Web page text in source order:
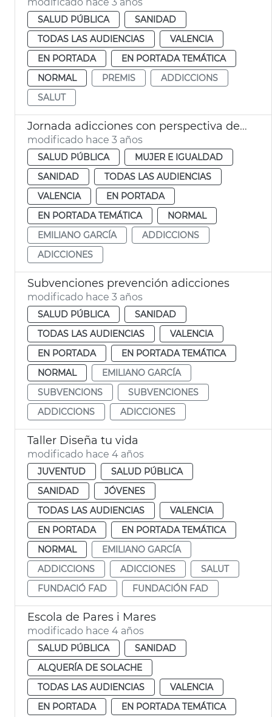
SALUD PÚBLICA
SANIDAD
TODAS LAS AUDIENCIAS
VALENCIA
EN PORTADA
EN PORTADA TEMÁTICA
NORMAL
PREMIS
ADDICCIONS
SALUT
Jornada adicciones con perspectiva de género
modificado hace 3 años
SALUD PÚBLICA
MUJER E IGUALDAD
SANIDAD
TODAS LAS AUDIENCIAS
VALENCIA
EN PORTADA
EN PORTADA TEMÁTICA
NORMAL
EMILIANO GARCÍA
ADDICCIONS
ADICCIONES
Subvenciones prevención adicciones
modificado hace 3 años
SALUD PÚBLICA
SANIDAD
TODAS LAS AUDIENCIAS
VALENCIA
EN PORTADA
EN PORTADA TEMÁTICA
NORMAL
EMILIANO GARCÍA
SUBVENCIONS
SUBVENCIONES
ADDICCIONS
ADICCIONES
Taller Diseña tu vida
modificado hace 4 años
JUVENTUD
SALUD PÚBLICA
SANIDAD
JÓVENES
TODAS LAS AUDIENCIAS
VALENCIA
EN PORTADA
EN PORTADA TEMÁTICA
NORMAL
EMILIANO GARCÍA
ADDICCIONS
ADICCIONES
SALUT
FUNDACIÓ FAD
FUNDACIÓN FAD
Escola de Pares i Mares
modificado hace 4 años
SALUD PÚBLICA
SANIDAD
ALQUERÍA DE SOLACHE
TODAS LAS AUDIENCIAS
VALENCIA
EN PORTADA
EN PORTADA TEMÁTICA